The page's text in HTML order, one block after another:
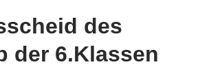
des
der 6.Klassen